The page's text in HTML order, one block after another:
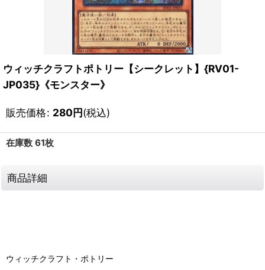
ウィッチクラフトポトリー【シークレット】{RV01-
JP035}《モンスター》
販売価格: 280円(税込)
在庫数 61枚
商品詳細
ウィッチクラフト・ポトリー